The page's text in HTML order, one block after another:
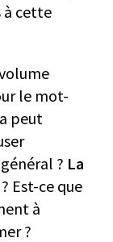
à cette
le mot-
peut
? La
Est-ce que
à
?